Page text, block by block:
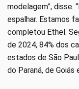
modelagem”, disse.
espalhar. Estamos
completou Ethel.
de 2024, 84% dos
estados de São
do Paraná, de Goiás